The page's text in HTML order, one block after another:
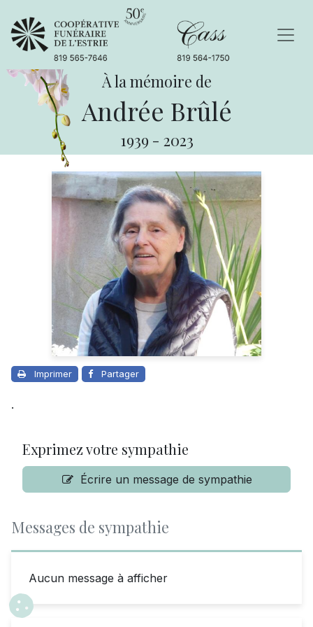
À la mémoire de
Andrée Brûlé
1939 - 2023
Imprimer Partager
.
Exprimez votre sympathie
Écrire un message de sympathie
Messages de sympathie
Aucun message à afficher